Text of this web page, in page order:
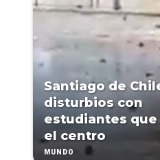
Santiago de
disturbios con
estudiantes
el centro
MUNDO